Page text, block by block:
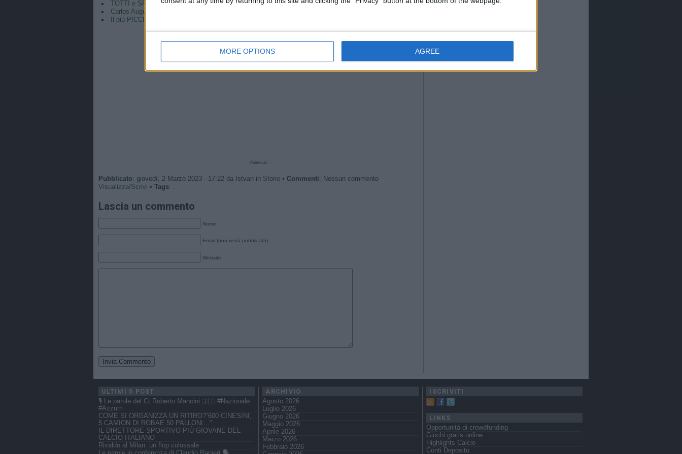
MORE OPTIONS AGREE
TOTTI e SPALLETTI: “Ecco tutta la VERITÀ, abbiamo fatto PACE perché…” [INTERVISTA DOPPIA]
Carlos Augusto viene preso in giro per il nome
Il più PICCHIATO e il più PICCHIATORE. Alino DIAMANTI il fantasista che non sposta mai la gamba
--- Pubblicità ---
Pubblicato: giovedì, 2 Marzo 2023 - 17:22 da Istvan in Storie • Commenti: Nessun commento
Visualizza/Scrivi • Tags: .
Lascia un commento
Nome
Email (non verrà pubblicata)
Website
ULTIMI 5 POST
🎙️ Le parole del Ct Roberto Mancini 🇮🇹 #Nazionale
#Azzurri
COME SI ORGANIZZA UN RITIRO?”600 CINESINI,
5 CAMION DI ROBAE 50 PALLONI…”
IL DIRETTORE SPORTIVO PIÙ GIOVANE DEL
CALCIO ITALIANO
Rivaldo al Milan: un flop colossale
ARCHIVIO
Agosto 2026
Luglio 2026
Giugno 2026
Maggio 2026
Aprile 2026
Marzo 2026
Febbraio 2026
ISCRIVITI
LINKS
Opportunità di crowdfunding
Giochi gratis online
Highlights Calcio
Conti Deposito